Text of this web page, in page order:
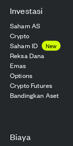
Investasi
Saham AS
Crypto
Saham ID
New
Reksa Dana
Emas
Options
Crypto Futures
Bandingkan Aset
Biaya